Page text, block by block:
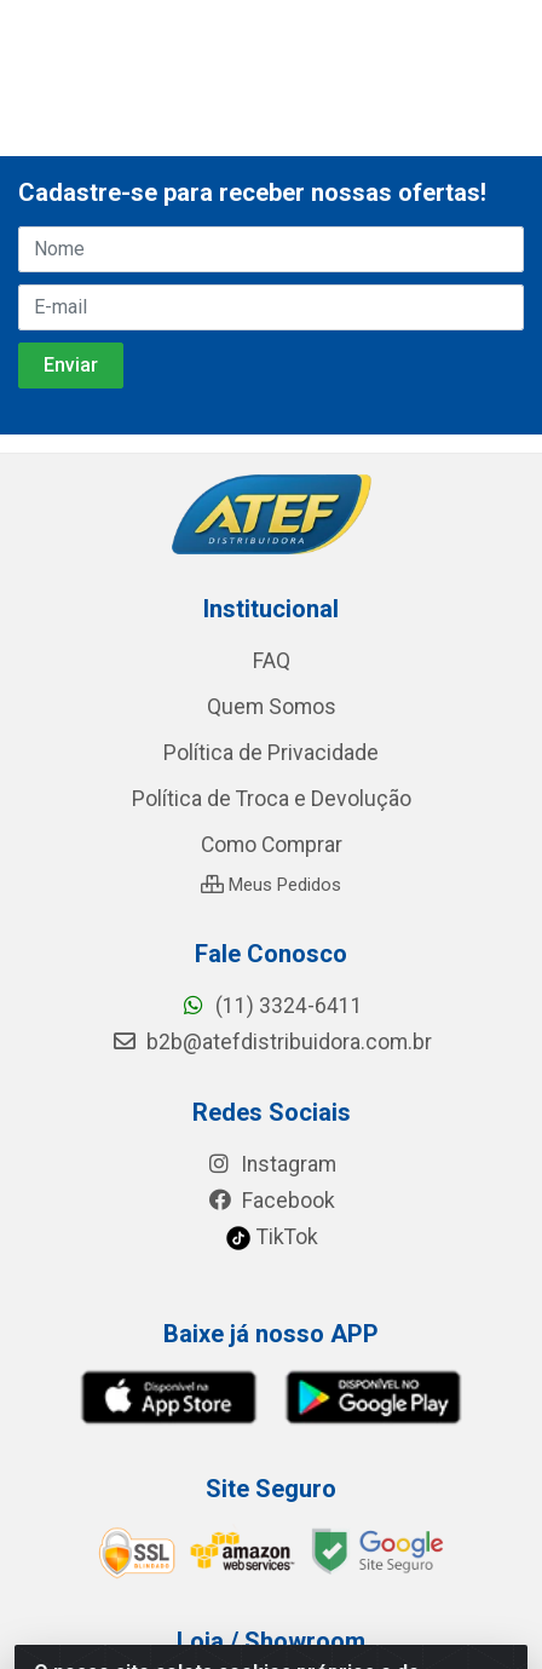
Cadastre-se para receber nossas ofertas!
Institucional
FAQ
Quem Somos
Política de Privacidade
Política de Troca e Devolução
Como Comprar
Meus Pedidos
Fale Conosco
(11) 3324-6411
b2b@atefdistribuidora.com.br
Redes Sociais
Instagram
Facebook
TikTok
Baixe já nosso APP
Site Seguro
Loja / Showroom